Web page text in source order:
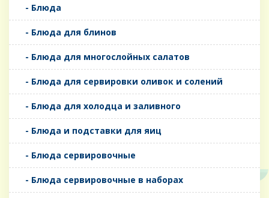
- Блюда
- Блюда для блинов
- Блюда для многослойных салатов
- Блюда для сервировки оливок и солений
- Блюда для холодца и заливного
- Блюда и подставки для яиц
- Блюда сервировочные
- Блюда сервировочные в наборах